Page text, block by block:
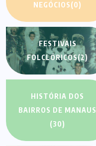
NEGÓCIOS(0)
FESTIVAIS
FOLCLÓRICOS(2)
HISTÓRIA DOS
BAIRROS DE MANAUS
(30)